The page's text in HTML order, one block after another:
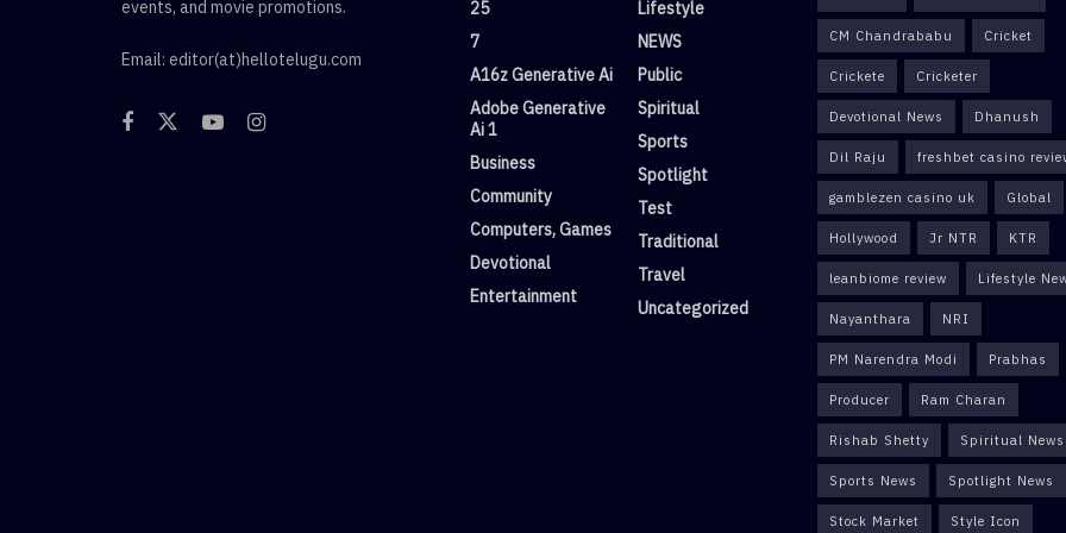
events, and movie promotions.
Email: editor(at)hellotelugu.com
25
7
A16z Generative Ai
Adobe Generative
Ai 1
Business
Community
Computers, Games
Devotional
Entertainment
Lifestyle
NEWS
Public
Spiritual
Sports
Spotlight
Test
Traditional
Travel
Uncategorized
CM Chandrababu Cricket
Crickete Cricketer
Devotional News Dhanush
Dil Raju freshbet casino
gamblezen casino uk Global
Hollywood Jr NTR KTR
leanbiome review Lifestyle
Nayanthara NRI
PM Narendra Modi Prabhas
Producer Ram Charan
Rishab Shetty Spiritual News
Sports News Spotlight News
Stock Market Style Icon